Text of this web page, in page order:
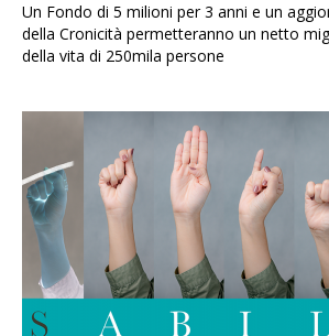
Un Fondo di 5 milioni per 3 anni e un
della Cronicità permetteranno un netto
della vita di 250mila persone